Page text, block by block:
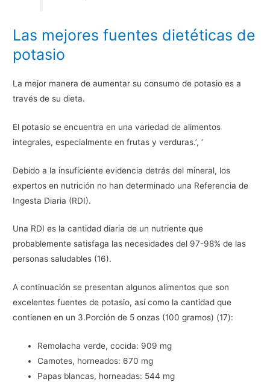
Las mejores fuentes dietéticas de
potasio
La mejor manera de aumentar su consumo de potasio es a
través de su dieta.
El potasio se encuentra en una variedad de alimentos
integrales, especialmente en frutas y verduras.’, ‘
Debido a la insuficiente evidencia detrás del mineral, los
expertos en nutrición no han determinado una Referencia de
Ingesta Diaria (RDI).
Una RDI es la cantidad diaria de un nutriente que
probablemente satisfaga las necesidades del 97-98% de las
personas saludables (16).
A continuación se presentan algunos alimentos que son
excelentes fuentes de potasio, así como la cantidad que
contienen en un 3.Porción de 5 onzas (100 gramos) (17):
Remolacha verde, cocida: 909 mg
Camotes, horneados: 670 mg
Papas blancas, horneadas: 544 mg